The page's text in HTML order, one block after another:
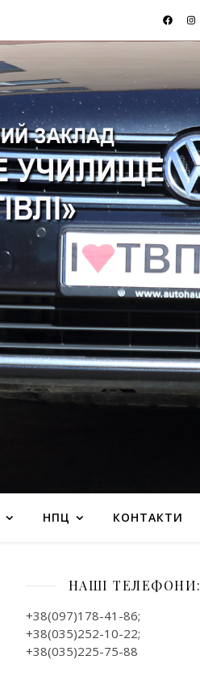
НПЦ КОНТАКТИ
НАШІ ТЕЛЕФОНИ:
+38(097)178-41-86;
+38(035)252-10-22;
+38(035)225-75-88